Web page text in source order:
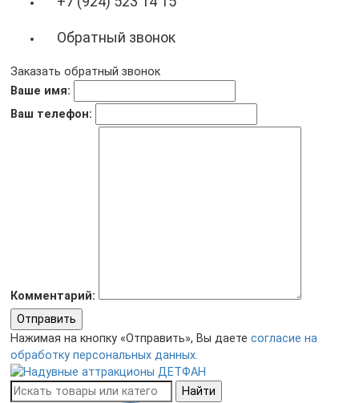
Обратный звонок
Заказать обратный звонок
Ваше имя:
Ваш телефон:
Комментарий:
Отправить
Нажимая на кнопку «Отправить», Вы даете согласие на
обработку персональных данных.
Найти